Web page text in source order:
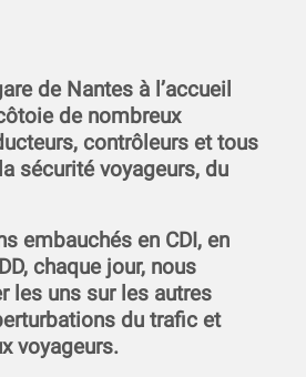
de Nantes à l’accueil
de nombreux
contrôleurs et tous
sécurité voyageurs, du
embauchés en CDI, en
chaque jour, nous
les uns sur les autres
du trafic et
voyageurs.